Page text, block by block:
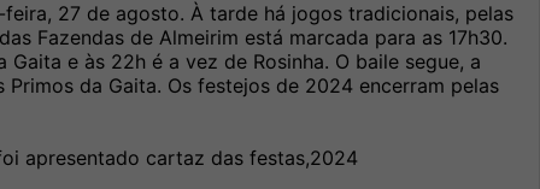
27 de agosto. À tarde há jogos tradicionais, pelas
Fazendas de Almeirim está marcada para as 17h30.
Gaita e às 22h é a vez de Rosinha. O baile segue, a
da Gaita. Os festejos de 2024 encerram pelas
apresentado cartaz das festas,2024